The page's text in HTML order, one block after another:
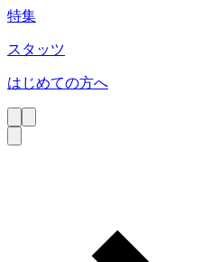
特集
スタッツ
はじめての方へ